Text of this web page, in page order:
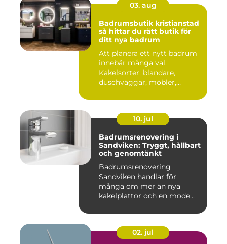
03. aug
Badrumsbutik kristianstad
så hittar du rätt butik för
ditt nya badrum
Att planera ett nytt badrum
innebär många val.
Kakelsorter, blandare,
duschväggar, möbler,
10. jul
Badrumsrenovering i
Sandviken: Tryggt, hållbart
och genomtänkt
Badrumsrenovering
Sandviken handlar för
många om mer än nya
kakelplattor och en mode...
02. jul